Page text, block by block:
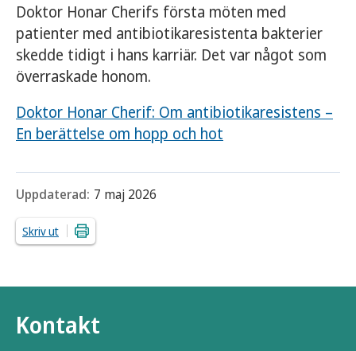
Doktor Honar Cherifs första möten med
patienter med antibiotikaresistenta bakterier
skedde tidigt i hans karriär. Det var något som
överraskade honom.
Doktor Honar Cherif: Om antibiotikaresistens –
En berättelse om hopp och hot
Uppdaterad: 7 maj 2026
Skriv ut
Kontakt